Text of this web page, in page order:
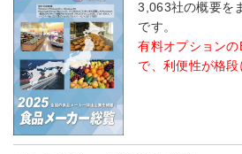
3,063社の概要を
です。
有料オプション
で、利便性が格段